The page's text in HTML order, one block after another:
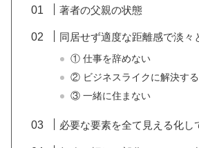
著者の父親の状態
同居せず適度な距離感で淡々
① 仕事を辞めない
② ビジネスライクに解決する
③ 一緒に住まない
必要な要素を全て見える化し